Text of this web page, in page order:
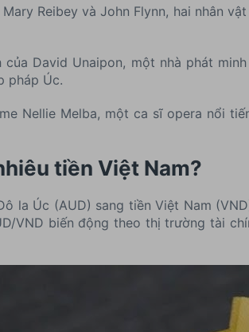
Reibey và John Flynn, hai nhân
David Unaipon, một nhà phát
pháp Úc.
Nellie Melba, một ca sĩ opera nổi
tiền Việt Nam?
la Úc (AUD) sang tiền Việt Nam
VND biến động theo thị trường tài